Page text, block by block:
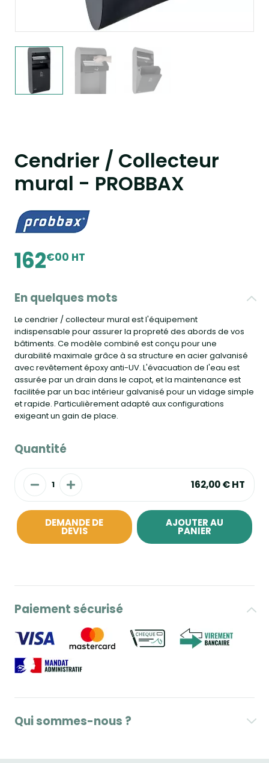
Cendrier / Collecteur
mural - PROBBAX
162€00 HT
En quelques mots
Le cendrier / collecteur mural est l'équipement
indispensable pour assurer la propreté des abords de vos
bâtiments. Ce modèle combiné est conçu pour une
durabilité maximale grâce à sa structure en acier galvanisé
avec revêtement époxy anti-UV. L'évacuation de l'eau est
assurée par un drain dans le capot, et la maintenance est
facilitée par un bac intérieur galvanisé pour un vidage simple
et rapide. Particulièrement adapté aux configurations
exigeant un gain de place.
Quantité
162,00 €HT
DEMANDE DE
DEVIS
AJOUTER AU
PANIER
Paiement sécurisé
Qui sommes-nous ?